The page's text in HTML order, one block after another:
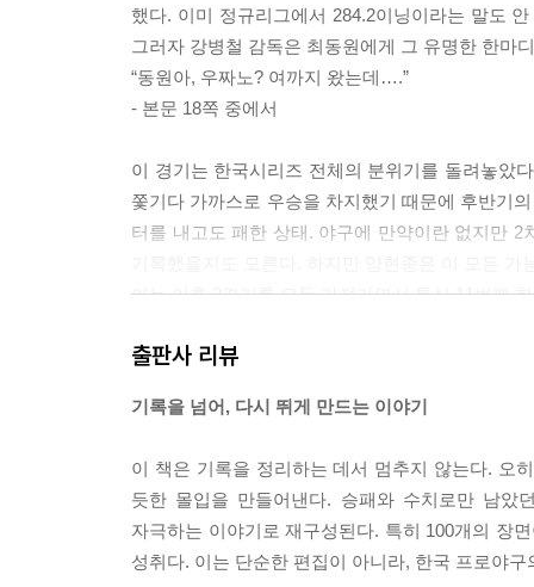
불멸의 기록과 우리들의 슈퍼스타
장면 48. 1호의 사나이 이만수 174
장면 50. 깨지지 않은 숫자, 0.412 178
장면 51. 낙엽은 가을바람을 원망하지 않는다 180
장면 52. 어린이날의 기적 184
불멸의 기록과 우리들의 슈퍼스타
장면 55. 세계 유일의 구원 20승 191
장면 57. 백투백투백투백 홈런 196
장면 59. 날마다 찬란했던 날들 201
장면 60. 전설을 넘어 역사가 되다 204
장면 61. 새로운 역사를 향한 전력 질주 206
장면 62. 멈추지 않은 적토마 210
했다. 이미 정규리그에서 284.2이닝이라는 말도
그러자 강병철 감독은 최동원에게 그 유명한 한마
“동원아, 우짜노? 여까지 왔는데….”
- 본문 18쪽 중에서
이 경기는 한국시리즈 전체의 분위기를 돌려놓았
쫓기다 가까스로 우승을 차지했기 때문에 후반기
터를 내고도 패한 상태. 야구에 만약이란 없지만
아는 이후 2경기를 모두 가져가면서 통산 11번째
것이 그는 0점대 평균자책점을 3번이나 기록했으
- 본문 245쪽 중에서
그리고 2010년, 이대호는 KBO의 새로운 역사를
즌 초반부터 도루를 제외한 타격 전 부문에 선두
출판사 리뷰
기록을 넘어, 다시 뛰게 만드는 이야기
이 책은 기록을 정리하는 데서 멈추지 않는다. 오
듯한 몰입을 만들어낸다. 승패와 수치로만 남
자극하는 이야기로 재구성된다. 특히 100개의 장
성취다. 이는 단순한 편집이 아니라, 한국 프로야